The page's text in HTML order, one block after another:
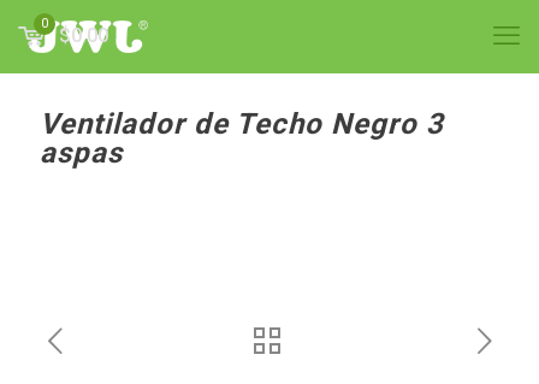
0
$0.00
Ventilador de Techo Negro 3
aspas